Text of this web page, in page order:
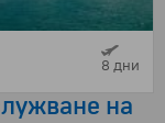
8 дни
на